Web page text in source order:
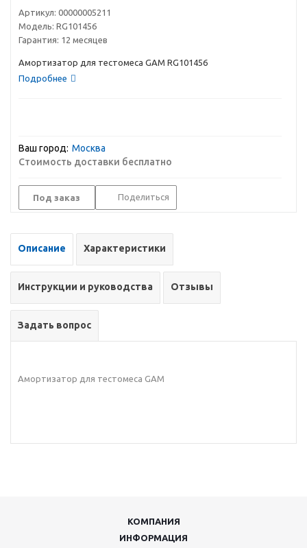
Артикул: 00000005211
Модель: RG101456
Гарантия: 12 месяцев
Амортизатор для тестомеса GAM RG101456
Подробнее
Ваш город: Москва
Стоимость доставки бесплатно
Под заказ Поделиться
Описание Характеристики
Инструкции и руководства Отзывы
Задать вопрос
Амортизатор для тестомеса GAM
КОМПАНИЯ
ИНФОРМАЦИЯ